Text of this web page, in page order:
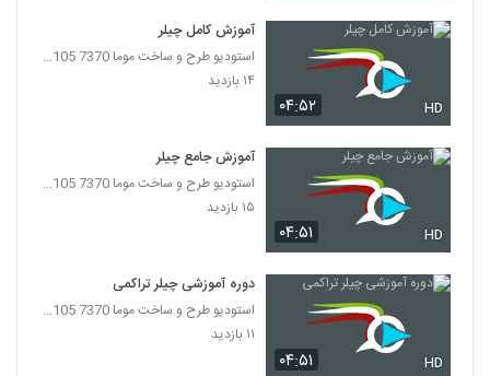
۰۴:۵۲ HD
آموزش کامل چیلر
استودیو طرح و ساخت موما 7370 7105-021
۱۴ بازدید
۰۴:۵۱ HD
آموزش جامع چیلر
استودیو طرح و ساخت موما 7370 7105-021
۱۵ بازدید
۰۴:۵۱ HD
دوره آموزشی چیلر تراکمی
استودیو طرح و ساخت موما 7370 7105-021
۱۱ بازدید